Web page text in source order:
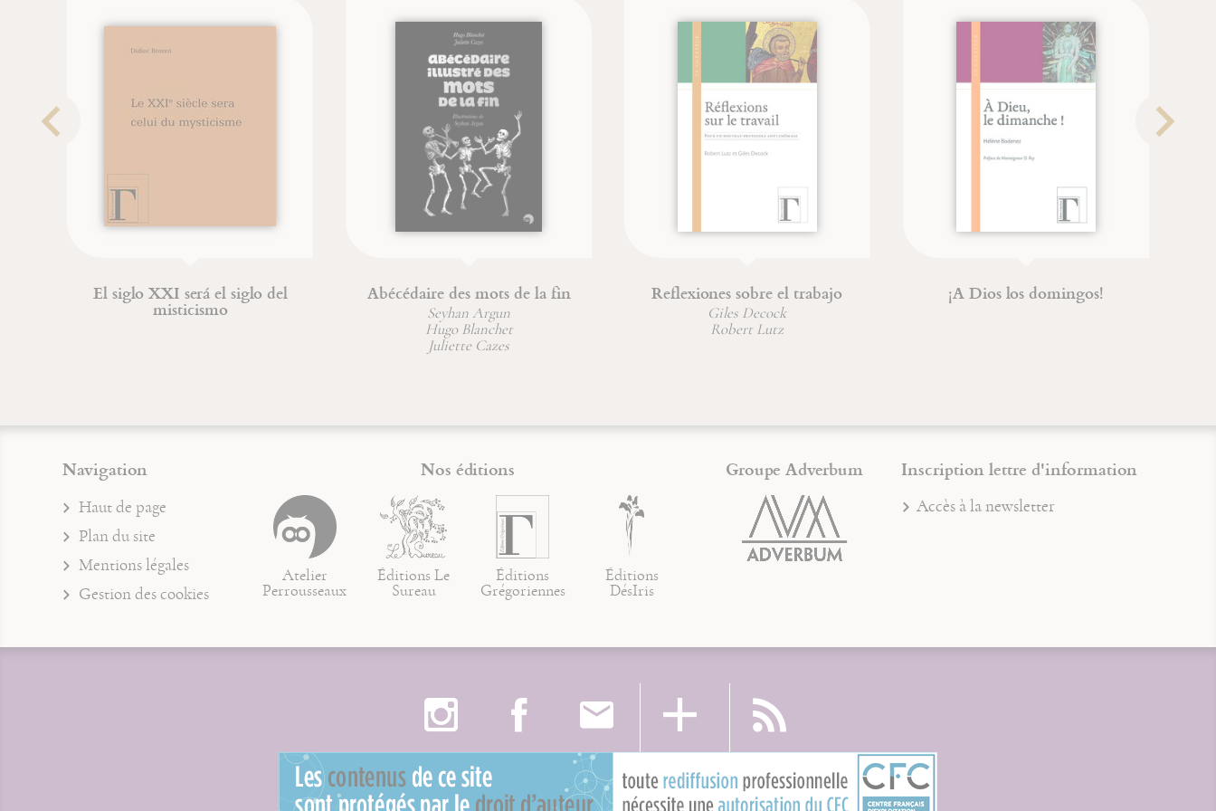
El siglo XXI será el siglo del
misticismo
Abécédaire des mots de la fin
Seyhan Argun
Hugo Blanchet
Juliette Cazes
Reflexiones sobre el trabajo
Giles Decock
Robert Lutz
¡A Dios los domingos!
Navigation
Haut de page
Plan du site
Mentions légales
Gestion des cookies
Nos éditions
Atelier
Perrousseaux
Éditions Le
Sureau
Éditions
Grégoriennes
Éditions
DésIris
Groupe Adverbum Inscription lettre d'information
Accès à la newsletter